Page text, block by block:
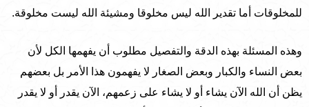
للمخلوقات أما تقدير الله ليس مخلوقا ومشيئة الله ليست مخلوقة.
وهذه المسئلة بهذه الدقة والتفصيل مطلوب أن يفهمها الكل لأن
بعض النساء والكبار وبعض الصغار لا يفهمون هذا الأمر بل بعضهم
يظن أن الله الآن يشاء أو لا يشاء على زعمهم، الآن يقدر أو لا يقدر